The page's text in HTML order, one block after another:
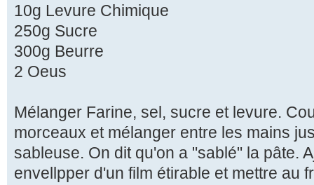
10g Levure Chimique
250g Sucre
300g Beurre
2 Oeus
Mélanger Farine, sel, sucre et levure.
morceaux et mélanger entre les mains
sableuse. On dit qu'on a "sablé" la pâte.
envellpper d'un film étirable et mettre au